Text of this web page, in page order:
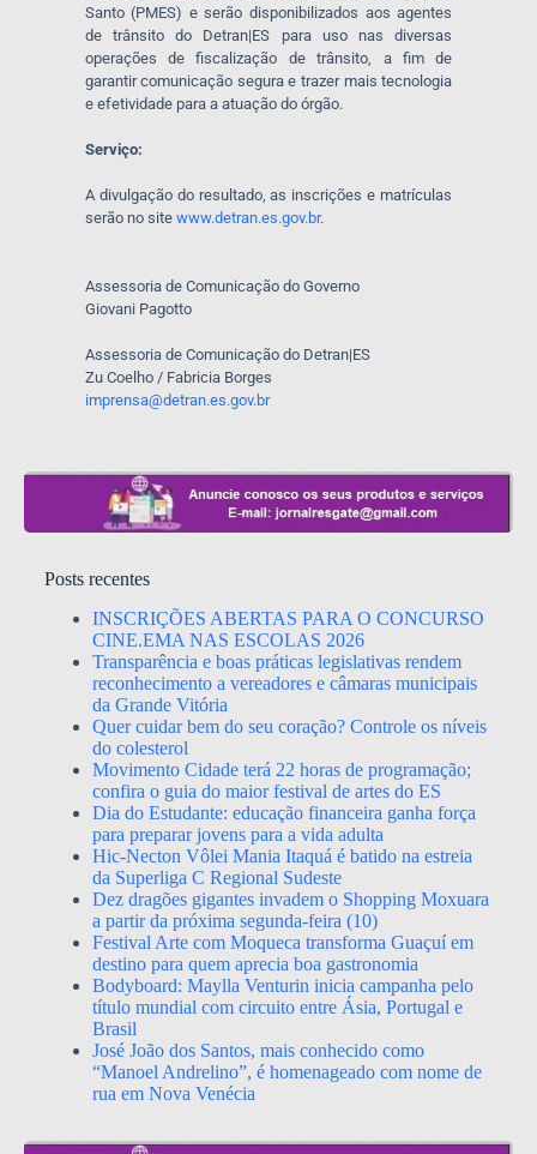
Santo (PMES) e serão disponibilizados aos agentes
de trânsito do Detran|ES para uso nas diversas
operações de fiscalização de trânsito, a fim de
garantir comunicação segura e trazer mais tecnologia
e efetividade para a atuação do órgão.
Serviço:
A divulgação do resultado, as inscrições e matrículas
serão no site www.detran.es.gov.br.
Assessoria de Comunicação do Governo
Giovani Pagotto
Assessoria de Comunicação do Detran|ES
Zu Coelho / Fabricia Borges
imprensa@detran.es.gov.br
Posts recentes
INSCRIÇÕES ABERTAS PARA O CONCURSO
CINE.EMA NAS ESCOLAS 2026
Transparência e boas práticas legislativas rendem
reconhecimento a vereadores e câmaras municipais
da Grande Vitória
Quer cuidar bem do seu coração? Controle os níveis
do colesterol
Movimento Cidade terá 22 horas de programação;
confira o guia do maior festival de artes do ES
Dia do Estudante: educação financeira ganha força
para preparar jovens para a vida adulta
Hic-Necton Vôlei Mania Itaquá é batido na estreia
da Superliga C Regional Sudeste
Dez dragões gigantes invadem o Shopping Moxuara
a partir da próxima segunda-feira (10)
Festival Arte com Moqueca transforma Guaçuí em
destino para quem aprecia boa gastronomia
Bodyboard: Maylla Venturin inicia campanha pelo
título mundial com circuito entre Ásia, Portugal e
Brasil
José João dos Santos, mais conhecido como
“Manoel Andrelino”, é homenageado com nome de
rua em Nova Venécia